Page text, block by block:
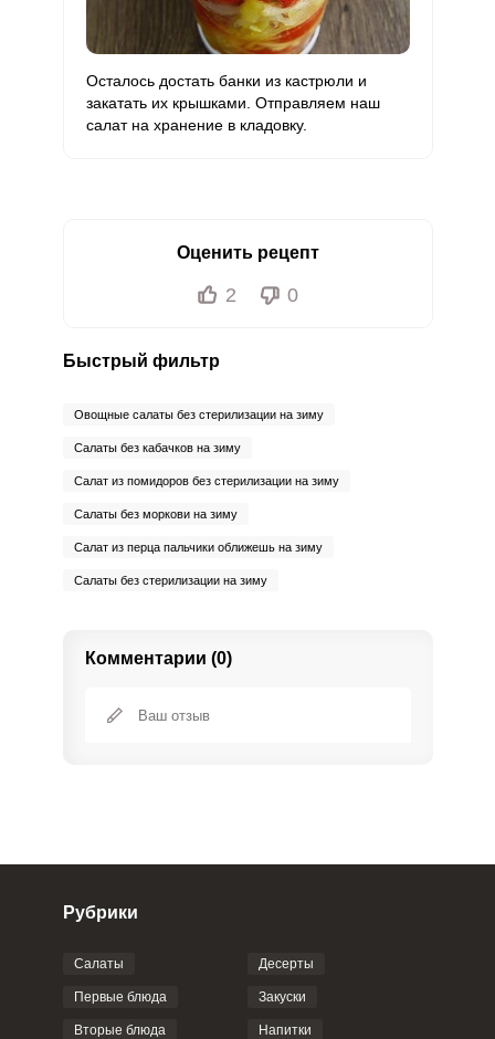
Осталось достать банки из кастрюли и
закатать их крышками. Отправляем наш
салат на хранение в кладовку.
Оценить рецепт
2 0
Быстрый фильтр
Овощные салаты без стерилизации на зиму
Салаты без кабачков на зиму
Салат из помидоров без стерилизации на зиму
Салаты без моркови на зиму
Салат из перца пальчики оближешь на зиму
Салаты без стерилизации на зиму
Комментарии (0)
Фото до 4 шт, до 5 mb
Рубрики
Салаты
Первые блюда
Вторые блюда
Десерты
Закуски
Напитки